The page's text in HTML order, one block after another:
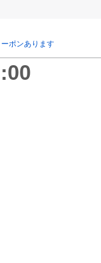
ポンあります